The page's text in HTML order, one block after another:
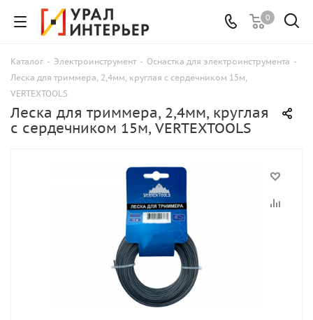
0
Каталог - Электроинструмент - Оснастка для электроинструмента -
Леска для триммера, 2,4мм, круглая с сердечником 15м,
VERTEXTOOLS
Леска для триммера, 2,4мм, круглая
с сердечником 15м, VERTEXTOOLS